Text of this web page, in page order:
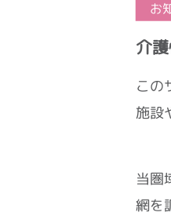
お
介
この
施設
当圏
網を